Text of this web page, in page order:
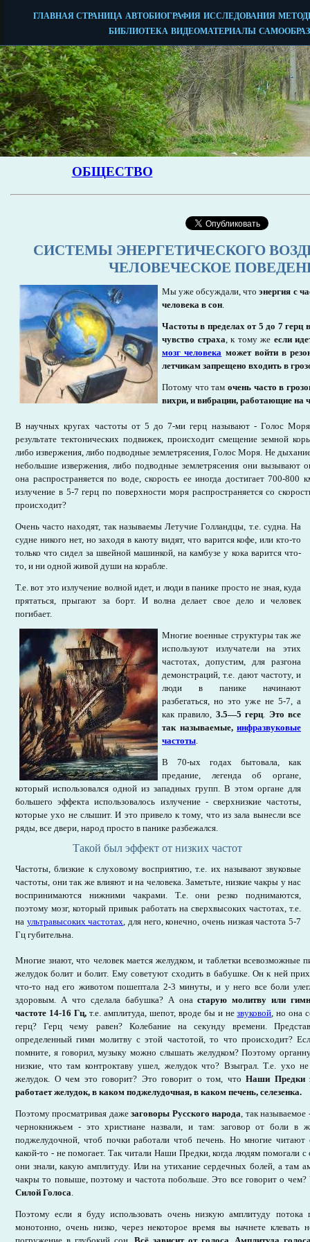
СИСТЕМЫ ЭНЕРГЕТИЧЕСКОГО
ЧЕЛОВЕЧЕСКОЕ
Мы уже обсуждали, чтоэнергия с
человека в сон.
Частоты в пределах от 5 до 7 герц
чувство страха, к тому же если
мозг человека может войти в
летчикам запрещено входить в
Потому что там очень часто в
вихри, и вибрации, работающие на
В научных кругах частоты от 5 до 7-ми герц называют - Голос
результате тектонических подвижек, происходит смещение земной
либо извержения, либо подводные землетрясения, Голос Моря. Не
небольшие извержения, либо подводные землетрясения они вызывают
она распространяется по воде, скорость ее иногда достигает 700-800
излучение в 5-7 герц по поверхности моря распространяется со
происходит?
Очень часто находят, так называемы Летучие Голландцы, т.е. судна. На
судне никого нет, но заходя в каюту видят, что варится кофе, или кто-то
только что сидел за швейной машинкой, на камбузе у кока варится что-
то, и ни одной живой души на корабле.
Т.е. вот это излучение волной идет, и люди в панике просто не зная, куда
прятаться, прыгают за борт. И волна делает свое дело и человек
погибает.
Многие военные структуры так же
используют излучатели на этих
частотах, допустим, для разгона
демонстраций, т.е. дают частоту, и
люди в панике начинают
разбегаться, но это уже не 5-7, а
как правило, 3.5—5 герц. Это все
так называемые, инфразвуковые
частоты.
В 70-ых годах бытовала, как
предание, легенда об органе,
который использовался одной из западных групп. В этом органе для
большего эффекта использовалось излучение - сверхнизкие частоты,
которые ухо не слышит. И это привело к тому, что из зала вынесли все
ряды, все двери, народ просто в панике разбежался.
Такой был эффект от низких частот
Частоты, близкие к слуховому восприятию, т.е. их называют звуковые
частоты, они так же влияют и на человека. Заметьте, низкие чакры у нас
воспринимаются нижними чакрами. Т.е. они резко поднимаются,
поэтому мозг, который привык работать на сверхвысоких частотах, т.е.
на ультравысоких частотах, для него, конечно, очень низкая частота 5-7
Гц губительна.
Многие знают, что человек мается желудком, и таблетки всевозможные
желудок болит и болит. Ему советуют сходить в бабушке. Он к ней
что-то над его животом пошептала 2-3 минуты, и у него все боли
здоровым. А что сделала бабушка? А онастарую молитву или
частоте 14-16 Гц,т.е. амплитуда, шепот, вроде бы и незвуковой, но она
герц? Герц чему равен? Колебание на секунду времени.
определенный гимн молитву с этой частотой, то что происходит?
помните, я говорил, музыку можно слышать желудком? Поэтому
низкие, что там контроктаву ушел, желудок что? Взыграл. Т.е. ухо
желудок. О чем это говорит? Это говорит о том, чтоНаши Предки
работает желудок, в каком поджелудочная, в каком печень, селезенка.
Поэтому просматривая дажезаговоры Русского народа, так
чернокнижьем - это христиане назвали, и там: заговор от боли в
поджелудочной, чтоб почки работали чтоб печень. Но многие
какой-то - не помогает. Так читали Наши Предки, когда людям помогали с
они знали, какую амплитуду. Или на утихание сердечных болей, а там
чакры то повыше, поэтому и частота побольше. Это все говорит о
Силой Голоса.
Поэтому если я буду использовать очень низкую амплитуду потока
монотонно, очень низко, через некоторое время вы начнете клевать